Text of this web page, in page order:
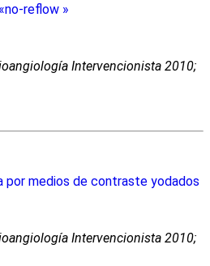
reflow »
Intervencionista 2010;
por medios de contraste yodados
Intervencionista 2010;